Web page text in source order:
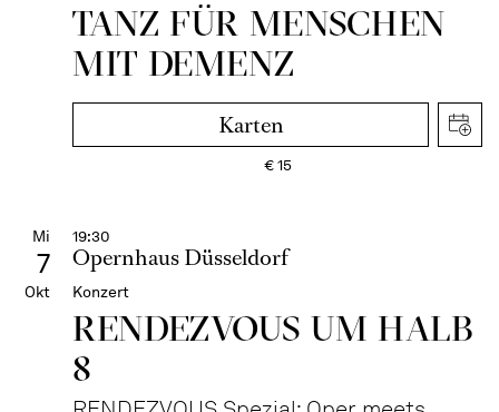
TANZ FÜR MENSCHEN
MIT DEMENZ
Karten
€15
Mi
7
Okt
19:30
Opernhaus Düsseldorf
Konzert
RENDEZVOUS UM HALB
8